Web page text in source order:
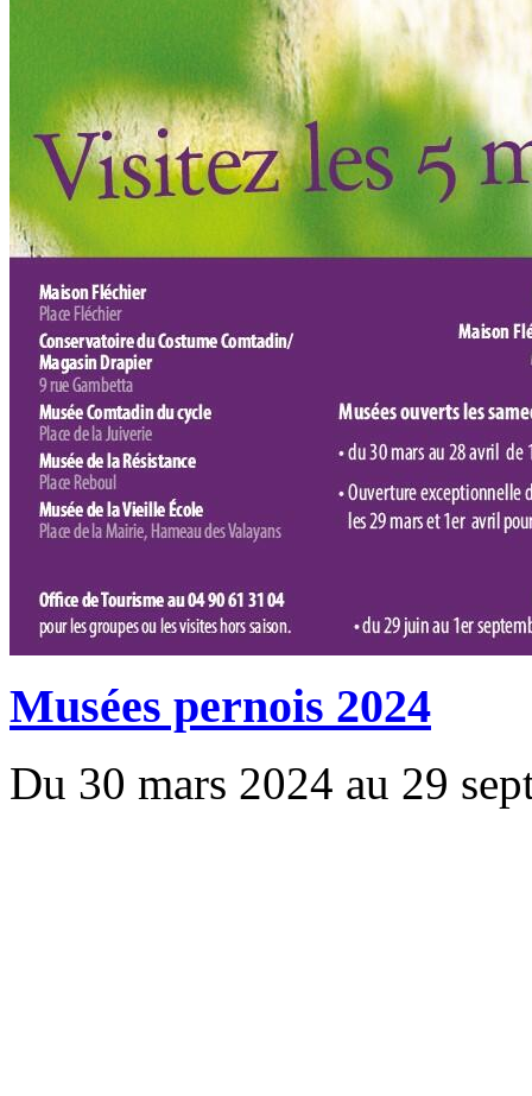
Musées pernois 2024
Du 30 mars 2024 au 29